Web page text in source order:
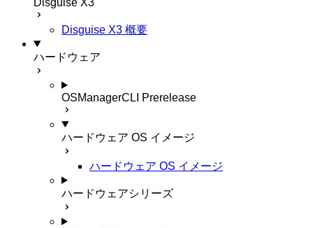
Disguise X3
Disguise X3 概要
ハードウェア
OSManagerCLI Prerelease
ハードウェア OS イメージ
ハードウェア OS イメージ
ハードウェアシリーズ